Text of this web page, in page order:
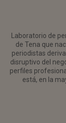
Laboratorio de
de Tena que
periodistas
disruptivo del
perfiles
está, en la